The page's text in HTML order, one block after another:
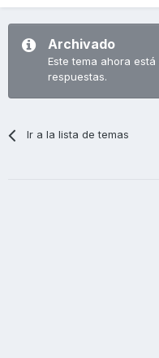
Archivado
Este tema ahora
respuestas.
Ir a la lista de temas